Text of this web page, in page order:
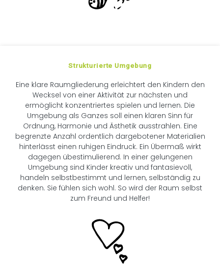
Strukturierte Umgebung
Eine klare Raumgliederung erleichtert den Kindern den
Wecksel von einer Aktivität zur nächsten und
ermöglicht konzentriertes spielen und lernen. Die
Umgebung als Ganzes soll einen klaren Sinn für
Ordnung, Harmonie und Ästhetik ausstrahlen. Eine
begrenzte Anzahl ordentlich dargebotener Materialien
hinterlässt einen ruhigen Eindruck. Ein Übermaß wirkt
dagegen übestimulierend. In einer gelungenen
Umgebung sind Kinder kreativ und fantasievoll,
handeln selbstbestimmt und lernen, selbständig zu
denken. Sie fühlen sich wohl. So wird der Raum selbst
zum Freund und Helfer!